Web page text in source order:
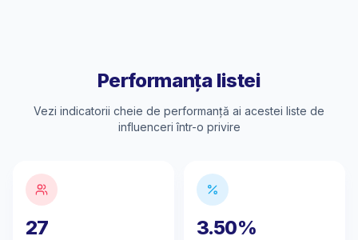
Performanța listei
Vezi indicatorii cheie de performanță ai acestei liste de
influenceri într-o privire
27 3.50%